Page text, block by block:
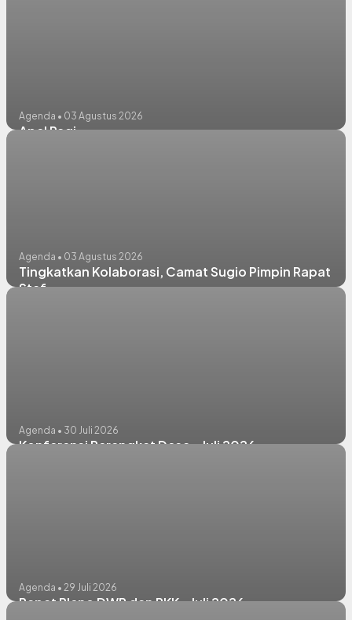
Agenda • 03 Agustus 2026
Apel Pagi
Agenda • 03 Agustus 2026
Tingkatkan Kolaborasi, Camat Sugio Pimpin Rapat
Staf
Agenda • 30 Juli 2026
Konferensi Perangkat Desa - Juli 2026
Agenda • 29 Juli 2026
Rapat Pleno DWP dan PKK - Juli 2026